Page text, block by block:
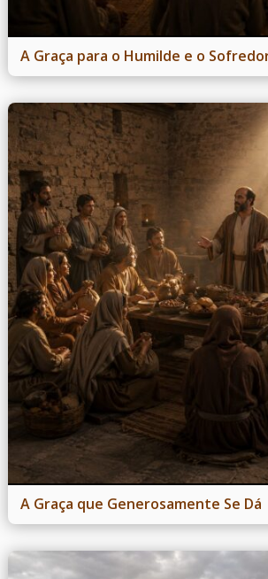
A Graça para o Humilde e o
A Graça que Generosamente Se Dá